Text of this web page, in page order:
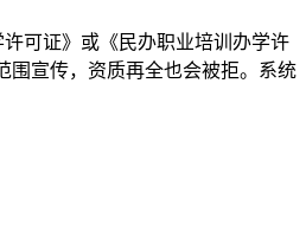
可证》或《民办职业培训办学许
围宣传，资质再全也会被拒。系统